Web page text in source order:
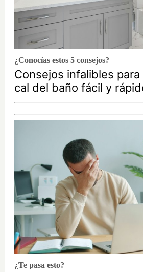
¿Conocías estos 5 consejos?
Consejos infalibles para
cal del baño fácil y
¿Te pasa esto?